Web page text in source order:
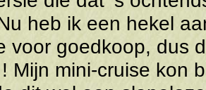
heb ik een hekel
voor goedkoop, dus
Mijn mini-cruise kon